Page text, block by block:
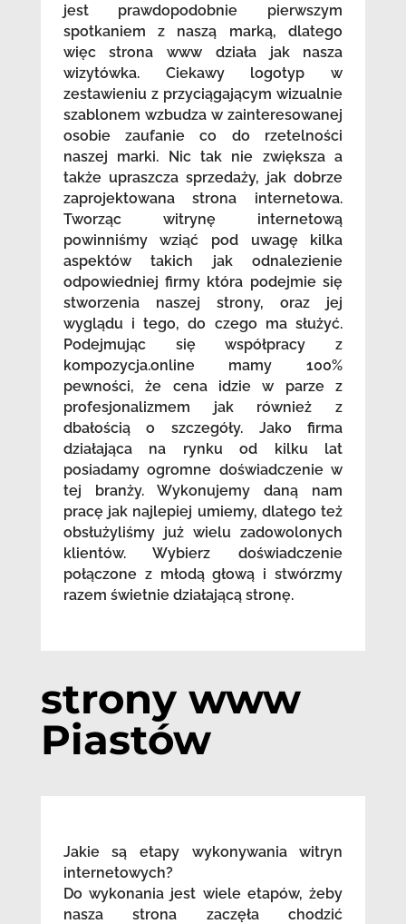
jest prawdopodobnie pierwszym
spotkaniem z naszą marką, dlatego
więc strona www działa jak nasza
wizytówka. Ciekawy logotyp w
zestawieniu z przyciągającym wizualnie
szablonem wzbudza w zainteresowanej
osobie zaufanie co do rzetelności
naszej marki. Nic tak nie zwiększa a
także upraszcza sprzedaży, jak dobrze
zaprojektowana strona internetowa.
Tworząc witrynę internetową
powinniśmy wziąć pod uwagę kilka
aspektów takich jak odnalezienie
odpowiedniej firmy która podejmie się
stworzenia naszej strony, oraz jej
wyglądu i tego, do czego ma służyć.
Podejmując się współpracy z
kompozycja.online mamy 100%
pewności, że cena idzie w parze z
profesjonalizmem jak również z
dbałością o szczegóły. Jako firma
działająca na rynku od kilku lat
posiadamy ogromne doświadczenie w
tej branży. Wykonujemy daną nam
pracę jak najlepiej umiemy, dlatego też
obsłużyliśmy już wielu zadowolonych
klientów. Wybierz doświadczenie
połączone z młodą głową i stwórzmy
razem świetnie działającą stronę.
strony www
Piastów
Jakie są etapy wykonywania witryn
internetowych?
Do wykonania jest wiele etapów, żeby
nasza strona zaczęła chodzić